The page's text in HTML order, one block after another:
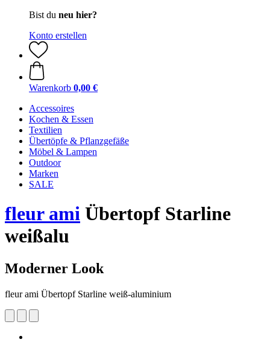
Bist du neu hier?
Konto erstellen
Warenkorb 0,00 €
Accessoires
Kochen & Essen
Textilien
Übertöpfe & Pflanzgefäße
Möbel & Lampen
Outdoor
Marken
SALE
fleur ami Übertopf Starline
weißalu
Moderner Look
fleur ami Übertopf Starline weiß-aluminium